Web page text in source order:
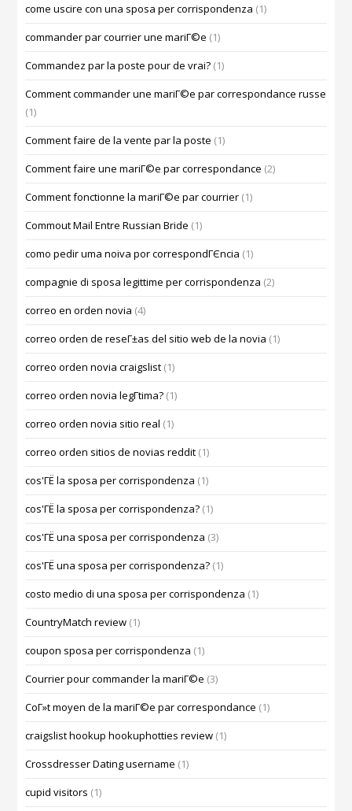
come uscire con una sposa per corrispondenza (1)
commander par courrier une mariГ©e (1)
Commandez par la poste pour de vrai? (1)
Comment commander une mariГ©e par correspondance russe
(1)
Comment faire de la vente par la poste (1)
Comment faire une mariГ©e par correspondance (2)
Comment fonctionne la mariГ©e par courrier (1)
Commout Mail Entre Russian Bride (1)
como pedir uma noiva por correspondГЄncia (1)
compagnie di sposa legittime per corrispondenza (2)
correo en orden novia (4)
correo orden de reseГ±as del sitio web de la novia (1)
correo orden novia craigslist (1)
correo orden novia legГ­tima? (1)
correo orden novia sitio real (1)
correo orden sitios de novias reddit (1)
cos'ГЁ la sposa per corrispondenza (1)
cos'ГЁ la sposa per corrispondenza? (1)
cos'ГЁ una sposa per corrispondenza (3)
cos'ГЁ una sposa per corrispondenza? (1)
costo medio di una sposa per corrispondenza (1)
CountryMatch review (1)
coupon sposa per corrispondenza (1)
Courrier pour commander la mariГ©e (3)
CoГ»t moyen de la mariГ©e par correspondance (1)
craigslist hookup hookuphotties review (1)
Crossdresser Dating username (1)
cupid visitors (1)